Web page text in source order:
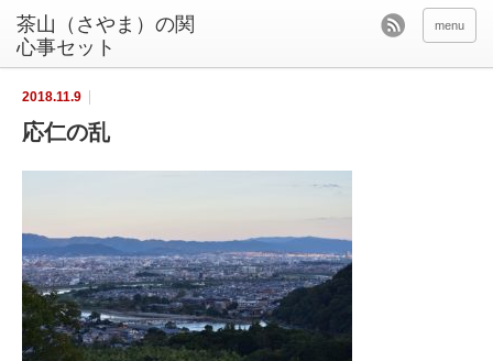
茶山（さやま）の関
心事セット
menu
2018.11.9
応仁の乱